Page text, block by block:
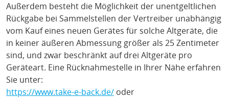
Außerdem besteht die Möglichkeit der unentgeltlichen
Rückgabe bei Sammelstellen der Vertreiber unabhängig
vom Kauf eines neuen Gerätes für solche Altgeräte, die
in keiner äußeren Abmessung größer als 25 Zentimeter
sind, und zwar beschränkt auf drei Altgeräte pro
Geräteart. Eine Rücknahmestelle in Ihrer Nähe erfahren
Sie unter:
https://www.take-e-back.de/ oder